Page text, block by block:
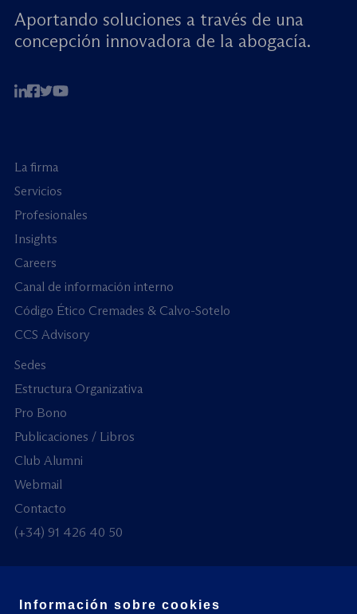
Aportando soluciones a través de una
concepción innovadora de la abogacía.
La firma
Servicios
Profesionales
Insights
Careers
Canal de información interno
Código Ético Cremades & Calvo-Sotelo
CCS Advisory
Sedes
Estructura Organizativa
Pro Bono
Publicaciones / Libros
Club Alumni
Webmail
Contacto
(+34) 91 426 40 50
Información sobre cookies